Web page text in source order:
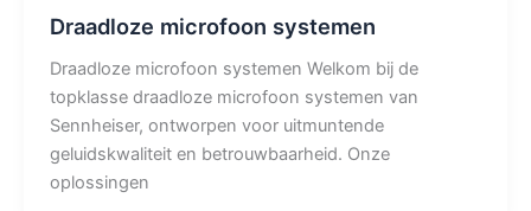
Draadloze microfoon systemen
Draadloze microfoon systemen Welkom bij de
topklasse draadloze microfoon systemen van
Sennheiser, ontworpen voor uitmuntende
geluidskwaliteit en betrouwbaarheid. Onze
oplossingen